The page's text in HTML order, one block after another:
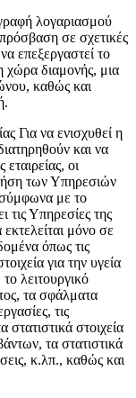
λογαριασμού
σε σχετικές
επεξεργαστεί το
χώρα διαμονής, μια
καθώς και
Για να ενισχυθεί η
και να
οι
των Υπηρεσιών
σύμφωνα με το
τις Υπηρεσίες της
μόνο σε
όπως τις
για την υγεία
λειτουργικό
τα σφάλματα
τις
στατιστικά στοιχεία
τα στατιστικά
κ.λπ., καθώς και